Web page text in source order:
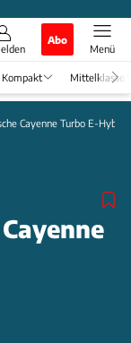
Abo
Menü
Kompakt Mittelklasse
Cayenne Turbo E-Hybrid